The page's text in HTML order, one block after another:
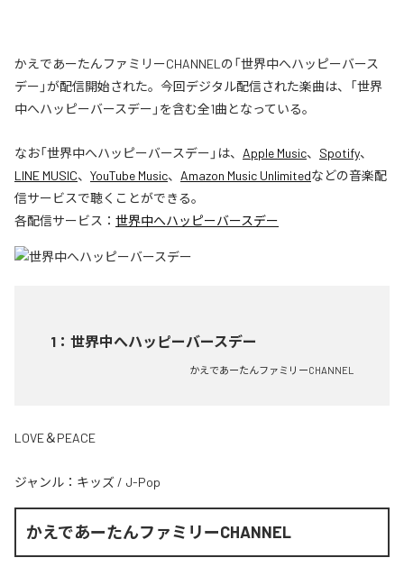
かえであーたんファミリーCHANNELの「世界中へハッピーバース
デー」が配信開始された。今回デジタル配信された楽曲は、「世界
中へハッピーバースデー」を含む全1曲となっている。
なお「世界中へハッピーバースデー 」は、 Apple Music、 Spotify、
LINE MUSIC、 YouTube Music、 Amazon Music Unlimitedなどの音楽配
信サービスで聴くことができる。
各配信サービス： 世界中へハッピーバースデー
1 ： 世界中へハッピーバースデー
かえであーたんファミリーCHANNEL
LOVE＆PEACE
ジャンル： キッズ / J-Pop
かえであーたんファミリーCHANNEL